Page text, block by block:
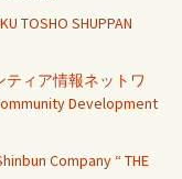
TOSHO SHUPPAN
ィア情報ネットワ
Development
Company “ THE